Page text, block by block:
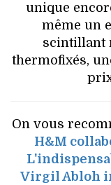
unique
même un
scintillant
thermofixés,
On vous
H&M
Virgil Abloh